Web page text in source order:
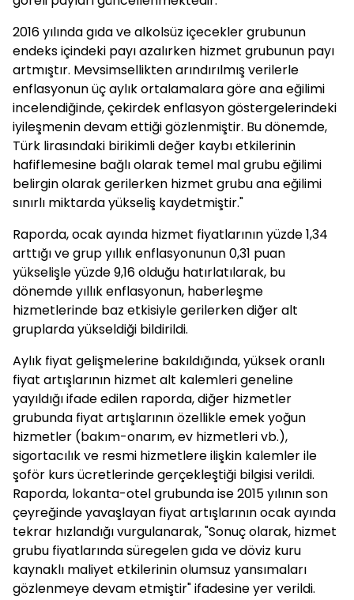
2016 yılında gıda ve alkolsüz içecekler grubunun
endeks içindeki payı azalırken hizmet grubunun payı
artmıştır. Mevsimsellikten arındırılmış verilerle
enflasyonun üç aylık ortalamalara göre ana eğilimi
incelendiğinde, çekirdek enflasyon göstergelerindeki
iyileşmenin devam ettiği gözlenmiştir. Bu dönemde,
Türk lirasındaki birikimli değer kaybı etkilerinin
hafiflemesine bağlı olarak temel mal grubu eğilimi
belirgin olarak gerilerken hizmet grubu ana eğilimi
sınırlı miktarda yükseliş kaydetmiştir."
Raporda, ocak ayında hizmet fiyatlarının yüzde 1,34
arttığı ve grup yıllık enflasyonunun 0,31 puan
yükselişle yüzde 9,16 olduğu hatırlatılarak, bu
dönemde yıllık enflasyonun, haberleşme
hizmetlerinde baz etkisiyle gerilerken diğer alt
gruplarda yükseldiği bildirildi.
Aylık fiyat gelişmelerine bakıldığında, yüksek oranlı
fiyat artışlarının hizmet alt kalemleri geneline
yayıldığı ifade edilen raporda, diğer hizmetler
grubunda fiyat artışlarının özellikle emek yoğun
hizmetler (bakım-onarım, ev hizmetleri vb.),
sigortacılık ve resmi hizmetlere ilişkin kalemler ile
şoför kurs ücretlerinde gerçekleştiği bilgisi verildi.
Raporda, lokanta-otel grubunda ise 2015 yılının son
çeyreğinde yavaşlayan fiyat artışlarının ocak ayında
tekrar hızlandığı vurgulanarak, "Sonuç olarak, hizmet
grubu fiyatlarında süregelen gıda ve döviz kuru
kaynaklı maliyet etkilerinin olumsuz yansımaları
gözlenmeye devam etmiştir" ifadesine yer verildi.